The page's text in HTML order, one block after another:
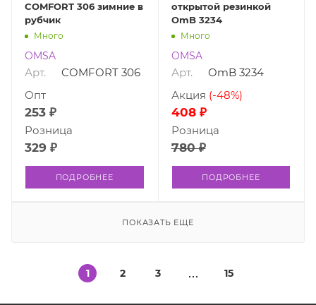
COMFORT 306 зимние в
рубчик
Много
OMSA
Арт. COMFORT 306
253 ₽
Опт
329 ₽
Розница
ПОДРОБНЕЕ
открытой резинкой
OmB 3234
Много
OMSA
Арт. OmB 3234
408 ₽
Акция (-48%)
780 ₽
Розница
ПОДРОБНЕЕ
ПОКАЗАТЬ ЕЩЕ
1 2 3 15